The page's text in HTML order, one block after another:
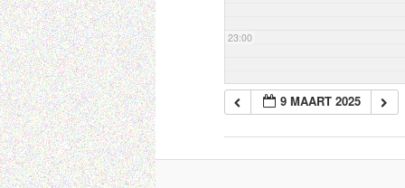
23:00
9 MAART 2025